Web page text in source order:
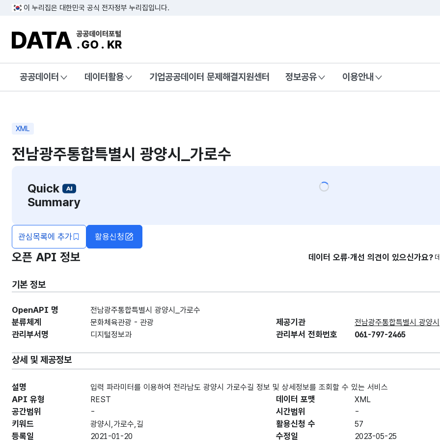
이 누리집은 대한민국 공식 전자정부 누리집입니다.
DATA.GO.KR 공공데이터포털
공공데이터 데이터활용 기업공공데이터 문제해결지원센터 정보공유 이용안내
XML
전남광주통합특별시 광양시_가로수
Quick
Summary
관심목록에 추가 활용신청
오픈 API 정보 데이터 오류·개선 의견이 있으신가요?
기본 정보
OpenAPI 명 전남광주통합특별시 광양시_가로수
분류체계 문화체육관광 - 관광 제공기관 전남광주통합특별시 광양시
관리부서명 디지털정보과 관리부서 전화번호 061-797-2465
상세 및 제공정보
설명 입력 파라미터를 이용하여 전라남도 광양시 가로수길 정보 및 상세정보를 조회할 수 있는 서비스
API 유형 REST 데이터 포맷 XML
공간범위 - 시간범위 -
키워드 광양시,가로수,길 활용신청 수 57
등록일 2021-01-20 수정일 2023-05-25